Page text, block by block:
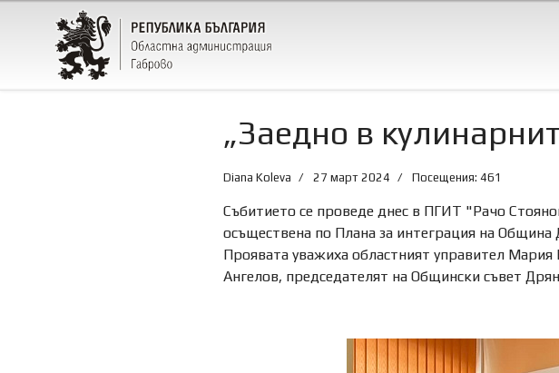
„Заедно в
Diana Koleva 27 март 2024 Посещения: 461
Събитието се проведе днес в ПГИТ "Рачо
осъществена по Плана за интеграция на
Проявата уважиха областният управител
Ангелов, председателят на Общински съвет